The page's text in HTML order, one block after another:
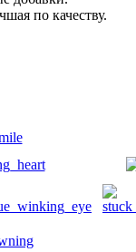
по качеству.